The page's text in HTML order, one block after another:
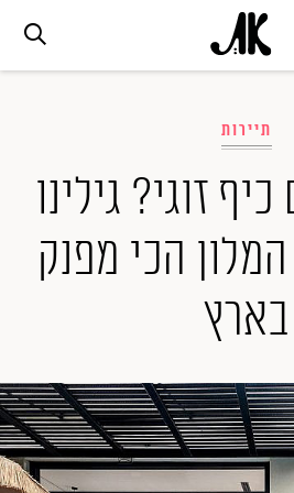
אופנה
ביוטי
סלבס
נוספים
המגזין
תיירות
זוגי? גילינו
הכי מפנק
בארץ